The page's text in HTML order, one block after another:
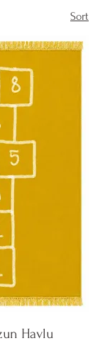
Sort
Havlu